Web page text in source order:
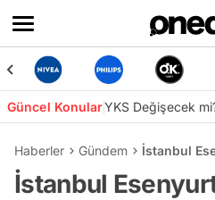
Güncel KonularYKS Değişecek
Haberler Gündem İstanbul
İstanbul